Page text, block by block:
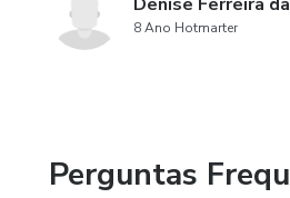
8 Ano Hotmarter
Perguntas